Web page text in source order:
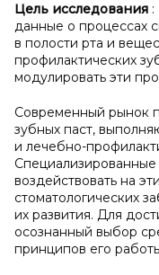
Цель исследования
данные о процессах
в полости рта и
профилактических
модулировать эти
Современный рынок
зубных паст,
и лечебно-
воздействовать на
стоматологических
их развития. Для
осознанный выбор
принципов его